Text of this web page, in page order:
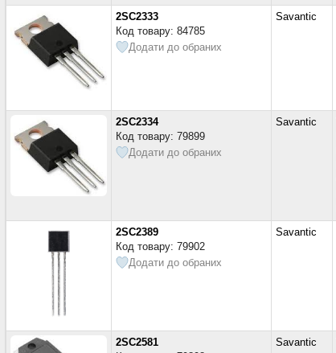
2SC2333
Код товару: 84785
Додати до обраних
Savantic
2SC2334
Код товару: 79899
Додати до обраних
Savantic
2SC2389
Код товару: 79902
Додати до обраних
Savantic
2SC2581
Savantic